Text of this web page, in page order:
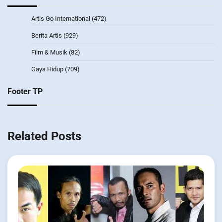
Artis Go International (472)
Berita Artis (929)
Film & Musik (82)
Gaya Hidup (709)
Footer TP
Related Posts